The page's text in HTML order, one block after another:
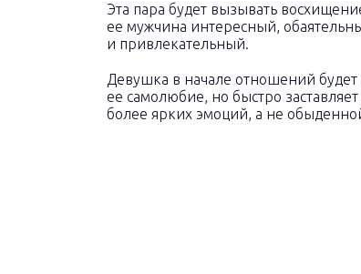
Эта пара будет вызывать
ее мужчина интересный,
и привлекательный.
Девушка в начале отношений
ее самолюбие, но быстро
более ярких эмоций, а не